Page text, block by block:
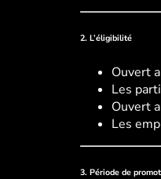
2. L’éligibilité
Ouvert
Les
Ouvert
Les
3. Période de